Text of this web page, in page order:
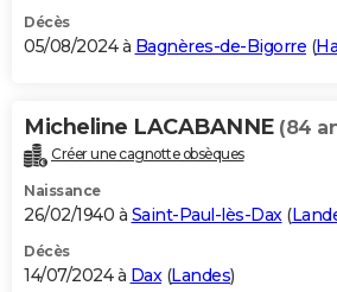
Décès
05/08/2024 à Bagnères-de-Bigorre (
Micheline LACABANNE (84
Créer une cagnotte obsèques
Naissance
26/02/1940 à Saint-Paul-lès-Dax(
Décès
14/07/2024 à Dax(Landes)